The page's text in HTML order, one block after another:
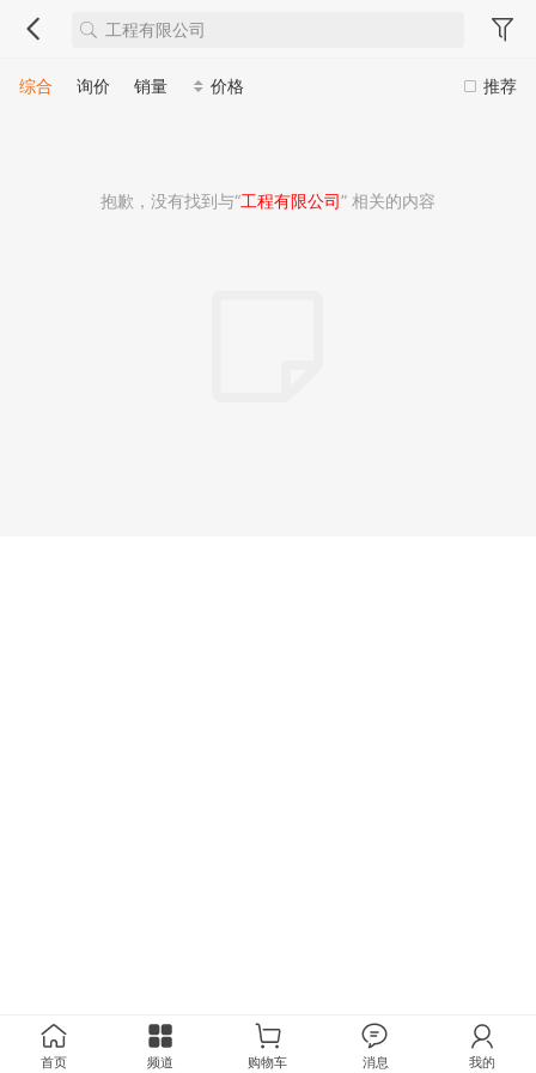
推荐
综合 询价 销量 价格
抱歉，没有找到与“工程有限公司” 相关的内容
首页 频道 购物车 消息 我的